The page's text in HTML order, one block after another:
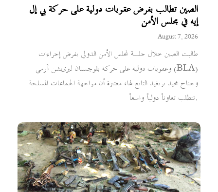
الصين تطالب بفرض عقوبات دولية على حركة بي إل
إيه في مجلس الأمن
August 7, 2026
طالبت الصين خلال جلسة لمجلس الأمن الدولي بفرض إجراءات
وعقوبات دولية على حركة بلوچستان لبریشن آرمي (BLA)
وجناح مجيد بريغيد التابع لها، معتبرة أن مواجهة الجماعات المسلحة
تتطلب تعاوناً دولياً واسعاً.